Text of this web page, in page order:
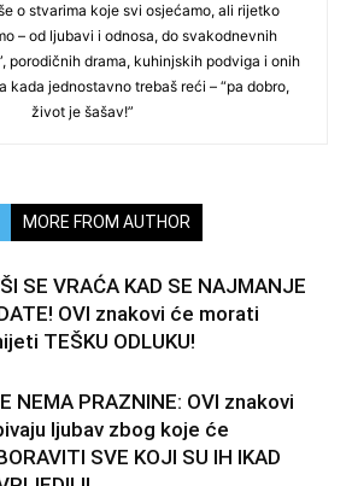
o stvarima koje svi osjećamo, ali rijetko
– od ljubavi i odnosa, do svakodnevnih
porodičnih drama, kuhinjskih podviga i onih
kada jednostavno trebaš reći – “pa dobro,
život je šašav!”
MORE FROM AUTHOR
SE VRAĆA KAD SE NAJMANJE
OVI znakovi će morati
TEŠKU ODLUKU!
NEMA PRAZNINE: OVI znakovi
ljubav zbog koje će
SVE KOJI SU IH IKAD